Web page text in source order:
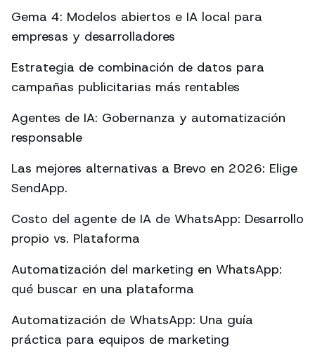
Gema 4: Modelos abiertos e IA local para
empresas y desarrolladores
Estrategia de combinación de datos para
campañas publicitarias más rentables
Agentes de IA: Gobernanza y automatización
responsable
Las mejores alternativas a Brevo en 2026: Elige
SendApp.
Costo del agente de IA de WhatsApp: Desarrollo
propio vs. Plataforma
Automatización del marketing en WhatsApp:
qué buscar en una plataforma
Automatización de WhatsApp: Una guía
práctica para equipos de marketing